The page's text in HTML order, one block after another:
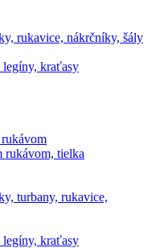
rukavice, nákrčníky, šály
kraťasy
rukávom, tielka
turbany, rukavice,
kraťasy